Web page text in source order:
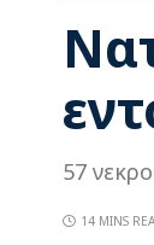
57
14 MINS